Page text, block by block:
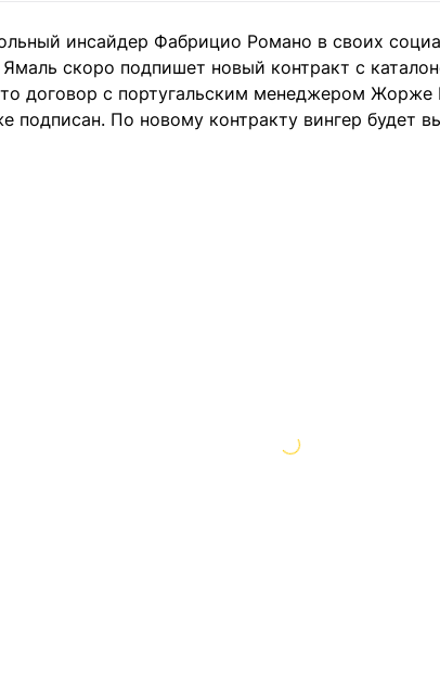
(700) 3 888 188
инсайдер Фабрицио Романо в своих
скоро подпишет новый контракт с
договор с португальским менеджером
подписан. По новому контракту вингер будет